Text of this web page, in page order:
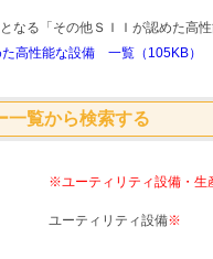
なる「その他ＳＩＩが認めた高
高性能な設備 一覧（105KB）
一覧から検索する
※ユーティリティ設備・生
ユーティリティ設備※